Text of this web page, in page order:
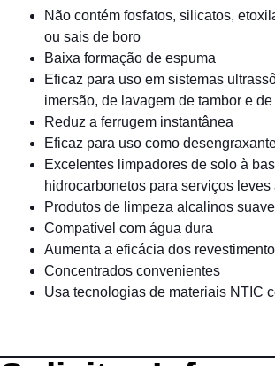
Não contém fosfatos, silicatos,
ou sais de boro
Baixa formação de espuma
Eficaz para uso em sistemas
imersão, de lavagem de tambor e
Reduz a ferrugem instantânea
Eficaz para uso como
Excelentes limpadores de solo à
hidrocarbonetos para serviços leves
Produtos de limpeza alcalinos
Compatível com água dura
Aumenta a eficácia dos
Concentrados convenientes
Usa tecnologias de materiais NTIC